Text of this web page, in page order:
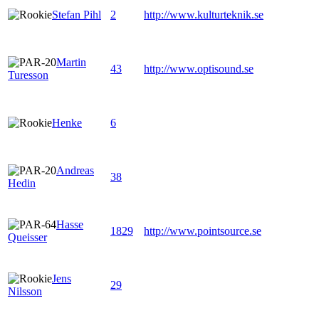
Stefan Pihl 2 http://www.kulturteknik.se
Martin
Turesson
43 http://www.optisound.se
Henke 6
Andreas
Hedin
38
Hasse
Queisser
1829 http://www.pointsource.se
Jens
Nilsson
29